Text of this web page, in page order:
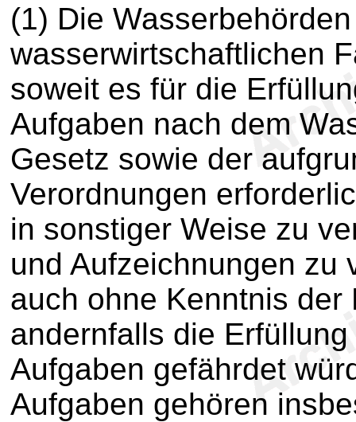
(1) Die
wasserwirtschaftlichen
soweit es für die
Aufgaben nach dem
Gesetz sowie der
Verordnungen
in sonstiger Weise zu
und Aufzeichnungen zu
auch ohne Kenntnis
andernfalls die
Aufgaben gefährdet
Aufgaben gehören